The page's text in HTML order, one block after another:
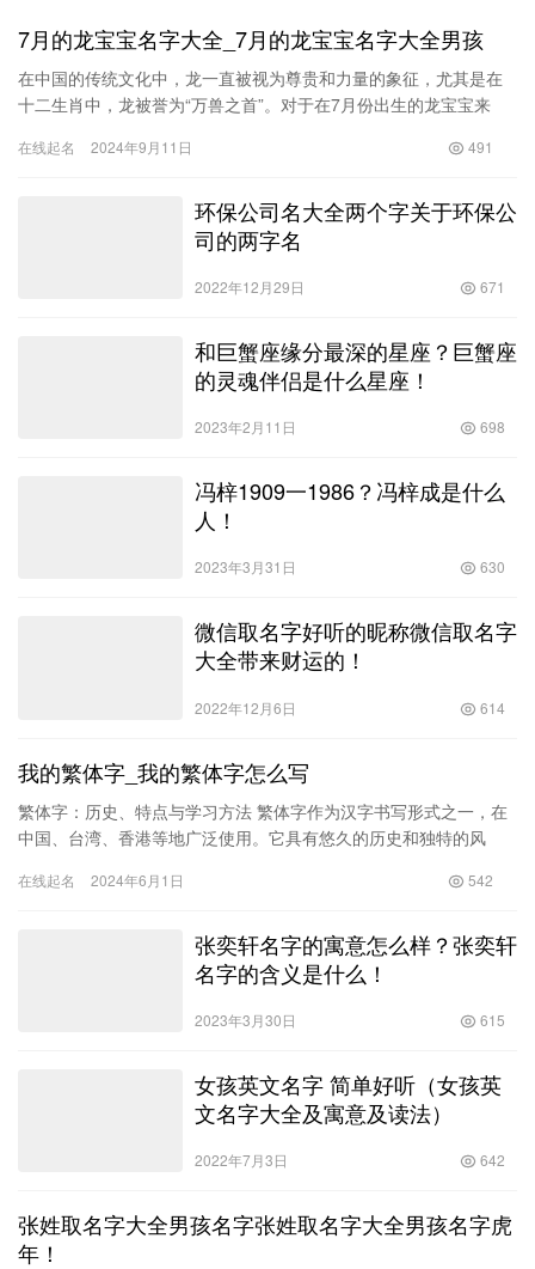
7月的龙宝宝名字大全_7月的龙宝宝名字大全男孩
在中国的传统文化中，龙一直被视为尊贵和力量的象征，尤其是在
十二生肖中，龙被誉为“万兽之首”。对于在7月份出生的龙宝宝来
本文…
在线起名 2024年9月11日 491
环保公司名大全两个字关于环保公
司的两字名
2022年12月29日 671
和巨蟹座缘分最深的星座？巨蟹座
的灵魂伴侣是什么星座！
2023年2月11日 698
冯梓1909一1986？冯梓成是什么
人！
2023年3月31日 630
微信取名字好听的昵称微信取名字
大全带来财运的！
2022年12月6日 614
我的繁体字_我的繁体字怎么写
繁体字：历史、特点与学习方法 繁体字作为汉字书写形式之一，在
中国、台湾、香港等地广泛使用。它具有悠久的历史和独特的风
历史、…
在线起名 2024年6月1日 542
张奕轩名字的寓意怎么样？张奕轩
名字的含义是什么！
2023年3月30日 615
女孩英文名字 简单好听（女孩英
文名字大全及寓意及读法）
2022年7月3日 642
张姓取名字大全男孩名字张姓取名字大全男孩名字虎
年！